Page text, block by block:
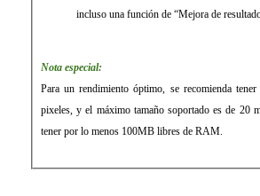
incluso una función de “Mejora de
Nota especial:
Para un rendimiento óptimo, se recomienda
pixeles, y el máximo tamaño soportado es de 20
tener por lo menos 100MB libres de RAM.